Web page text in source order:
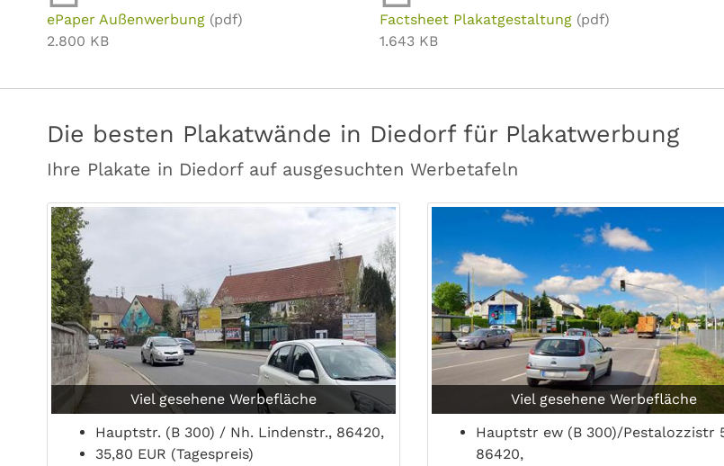
ePaper Außenwerbung (pdf)
2.800 KB
Factsheet Plakatgestaltung (pdf)
1.643 KB
Die besten Plakatwände in Diedorf für Plakatwerbung
Ihre Plakate in Diedorf auf ausgesuchten Werbetafeln
Viel gesehene Werbefläche
Hauptstr. (B 300) / Nh. Lindenstr., 86420,
35,80 EUR (Tagespreis)
Viel gesehene Werbefläche
Hauptstr ew (B 300)/Pestalozzistr
86420,